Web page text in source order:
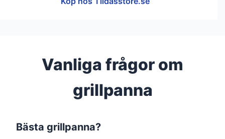
Vanliga frågor om
grillpanna
Bästa grillpanna?